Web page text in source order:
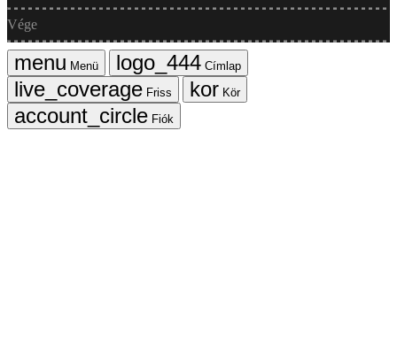
Vége
Menü
Címlap
Friss
Kör
Fiók